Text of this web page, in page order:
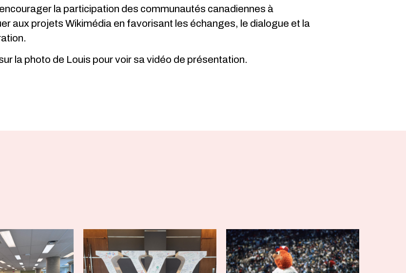
la participation des communautés canadiennes à
aux projets Wikimédia en favorisant les échanges, le dialogue et la
la photo de Louis pour voir sa vidéo de présentation.